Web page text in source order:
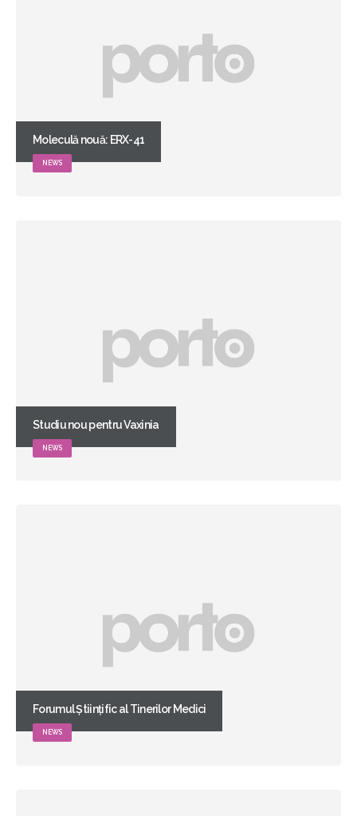
Moleculă nouă: ERX-41
NEWS
Studiu nou pentru Vaxinia
NEWS
Forumul Științific al Tinerilor Medici
NEWS